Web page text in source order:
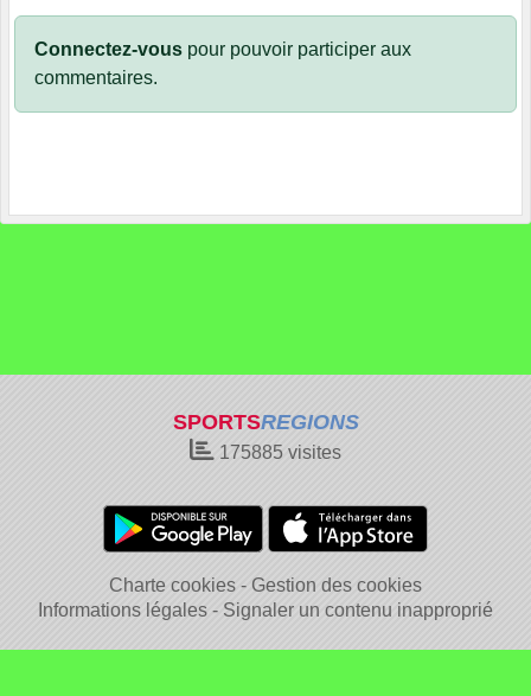
Connectez-vous pour pouvoir participer aux
commentaires.
SPORTSREGIONS
175885 visites
Charte cookies
Gestion des cookies
Informations légales
Signaler un contenu inapproprié